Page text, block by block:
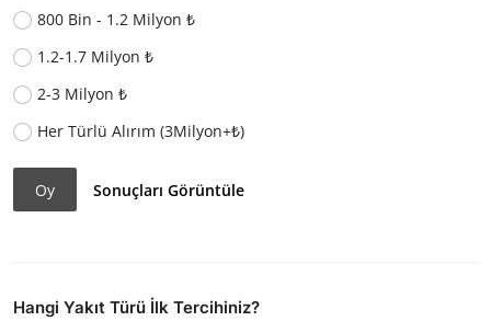
800 Bin - 1.2 Milyon ₺
1.2-1.7 Milyon ₺
2-3 Milyon ₺
Her Türlü Alırım (3Milyon+₺)
Oy Sonuçları Görüntüle
Hangi Yakıt Türü İlk Tercihiniz?